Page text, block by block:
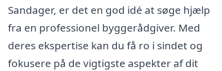
Sandager, er det en god idé at søge hjælp
fra en professionel byggerådgiver. Med
deres ekspertise kan du få ro i sindet og
fokusere på de vigtigste aspekter af dit